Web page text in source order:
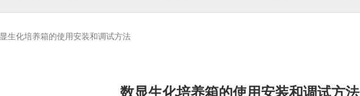
生化培养箱的使用安装和调试方法
数显生化培养箱的使用安装和调试方法